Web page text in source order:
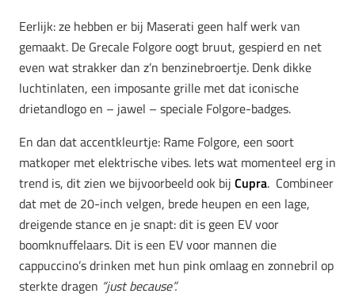
Eerlijk: ze hebben er bij Maserati geen half werk van
gemaakt. De Grecale Folgore oogt bruut, gespierd en net
even wat strakker dan z’n benzinebroertje. Denk dikke
luchtinlaten, een imposante grille met dat iconische
drietandlogo en – jawel – speciale Folgore-badges.
En dan dat accentkleurtje: Rame Folgore, een soort
matkoper met elektrische vibes. Iets wat momenteel erg in
trend is, dit zien we bijvoorbeeld ook bij Cupra. Combineer
dat met de 20-inch velgen, brede heupen en een lage,
dreigende stance en je snapt: dit is geen EV voor
boomknuffelaars. Dit is een EV voor mannen die
cappuccino’s drinken met hun pink omlaag en zonnebril op
sterkte dragen “just because”.